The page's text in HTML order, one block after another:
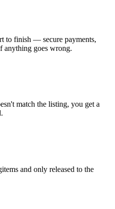
to finish — secure payments,
anything goes wrong.
match the listing, you get a
and only released to the